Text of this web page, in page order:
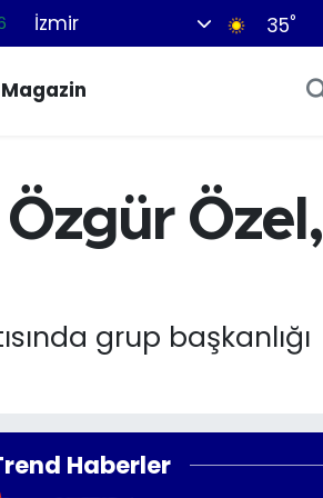
İzmir 35°
Magazin
Özgür Özel,
grup başkanlığı
Haberler